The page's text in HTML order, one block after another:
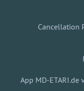
Cancellation
App MD-